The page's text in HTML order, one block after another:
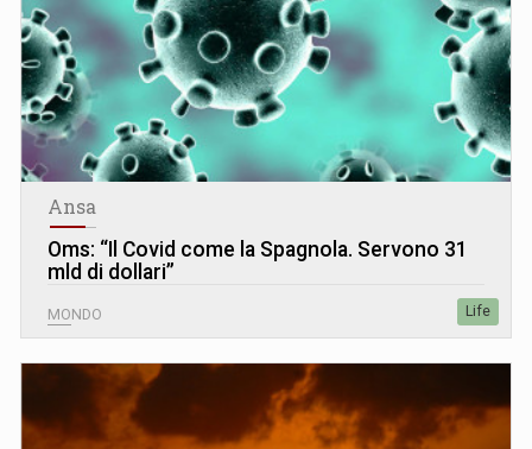
Ansa
Oms: “Il Covid come la Spagnola. Servono 31
mld di dollari”
MONDO Life